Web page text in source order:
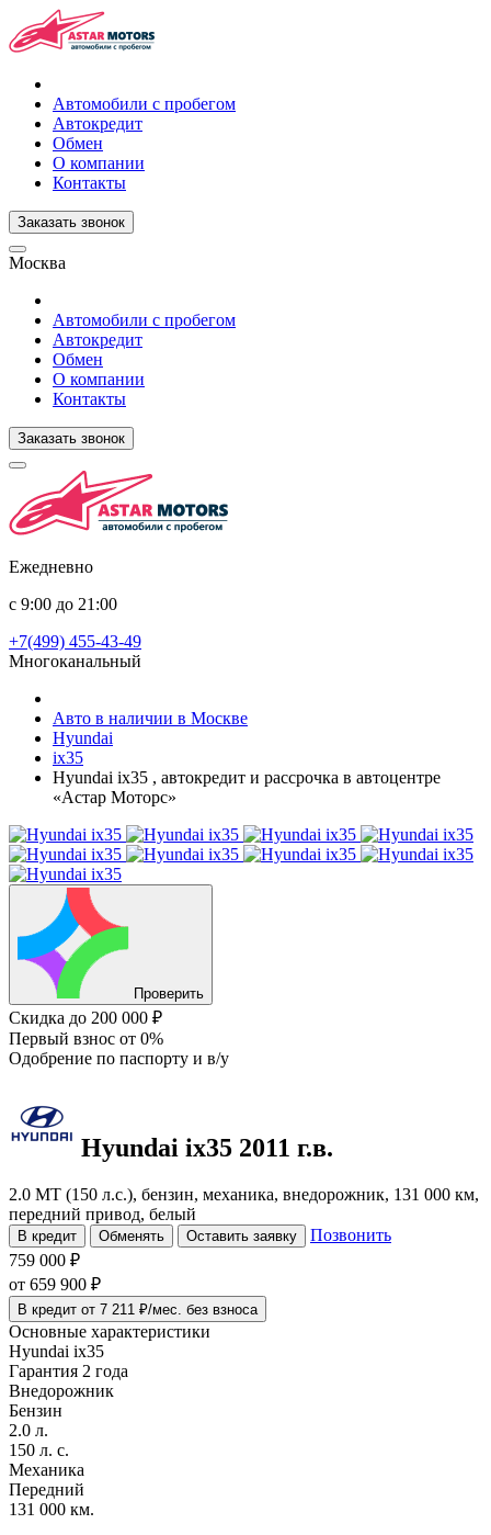
Автомобили с пробегом
Автокредит
Обмен
О компании
Контакты
Заказать звонок
Москва
Автомобили с пробегом
Автокредит
Обмен
О компании
Контакты
Заказать звонок
Ежедневно
с 9:00 до 21:00
+7(499) 455-43-49
Многоканальный
Авто в наличии в Москве
Hyundai
ix35
Hyundai ix35 , автокредит и рассрочка в автоцентре
«Астар Моторс»
Проверить
Скидка до 200 000 ₽
Первый взнос от 0%
Одобрение по паспорту и в/у
Hyundai ix35 2011 г.в.
2.0 MT (150 л.с.), бензин, механика, внедорожник, 131 000 км,
передний привод, белый
В кредит Обменять Оставить заявку
Позвонить
759 000 ₽
от 659 900 ₽
В кредит от 7 211 ₽/мес. без взноса
Основные характеристики
Hyundai ix35
Гарантия 2 года
Внедорожник
Бензин
2.0 л.
150 л. с.
Механика
Передний
131 000 км.